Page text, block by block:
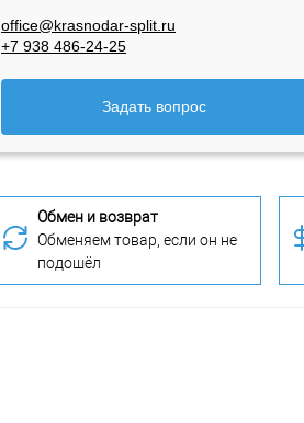
office@krasnodar-split.ru
+7 938 486-24-25
Задать вопрос
Обмен и возврат
Обменяем товар, если он не
подошёл